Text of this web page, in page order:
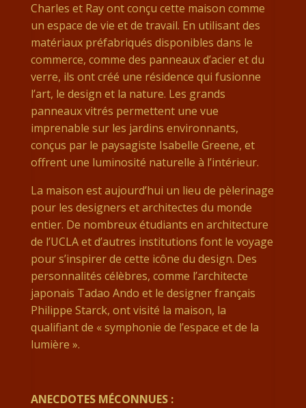
Charles et Ray ont conçu cette maison comme
un espace de vie et de travail. En utilisant des
matériaux préfabriqués disponibles dans le
commerce, comme des panneaux d’acier et du
verre, ils ont créé une résidence qui fusionne
l’art, le design et la nature. Les grands
panneaux vitrés permettent une vue
imprenable sur les jardins environnants,
conçus par le paysagiste Isabelle Greene, et
offrent une luminosité naturelle à l’intérieur.
La maison est aujourd’hui un lieu de pèlerinage
pour les designers et architectes du monde
entier. De nombreux étudiants en architecture
de l’UCLA et d’autres institutions font le voyage
pour s’inspirer de cette icône du design. Des
personnalités célèbres, comme l’architecte
japonais Tadao Ando et le designer français
Philippe Starck, ont visité la maison, la
qualifiant de « symphonie de l’espace et de la
lumière ».
ANECDOTES MÉCONNUES :